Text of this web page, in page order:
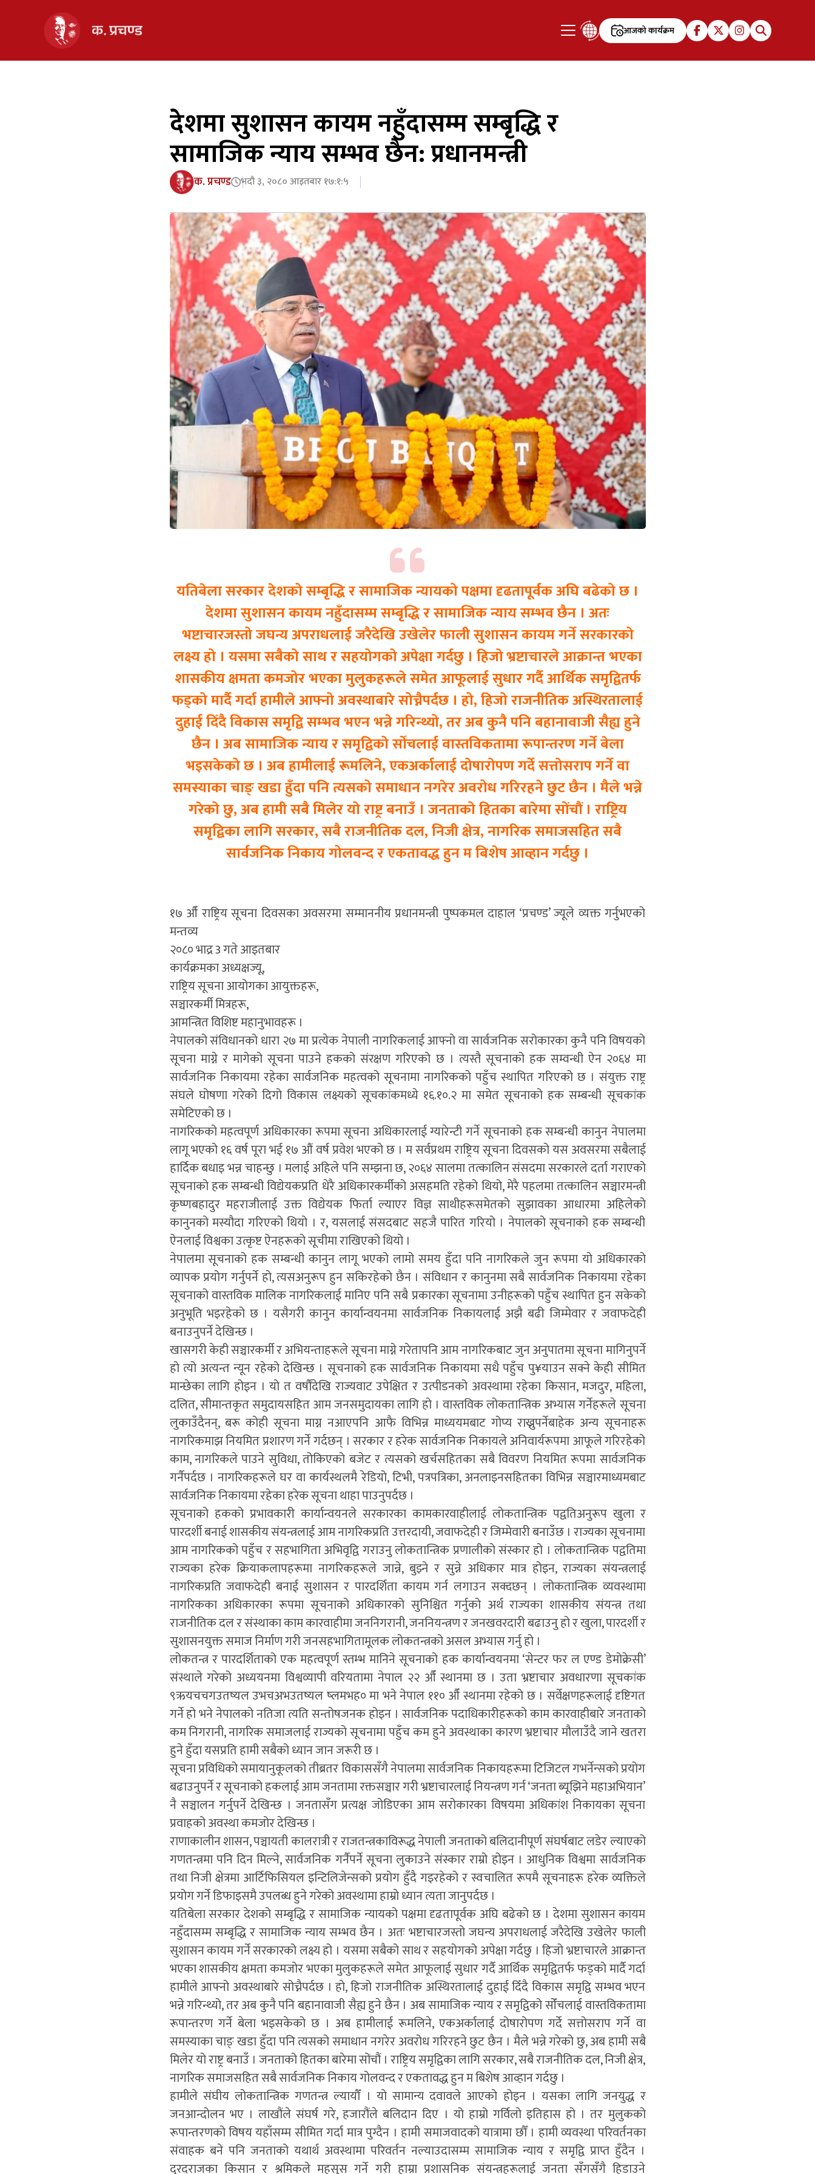
आजको कार्यक्रम
देशमा सुशासन कायम नहुँदासम्म सम्बृद्धि र
सामाजिक न्याय सम्भव छैन: प्रधानमन्त्री
क. प्रचण्ड भदौ ३, २०८० आइतबार १७:१:५
यतिबेला सरकार देशको सम्बृद्धि र सामाजिक न्यायको पक्षमा दृढतापूर्वक अघि बढेको छ ।
देशमा सुशासन कायम नहुँदासम्म सम्बृद्धि र सामाजिक न्याय सम्भव छैन । अतः
भष्टाचारजस्तो जघन्य अपराधलाई जरैदेखि उखेलेर फाली सुशासन कायम गर्ने सरकारको
लक्ष्य हो । यसमा सबैको साथ र सहयोगको अपेक्षा गर्दछु । हिजो भ्रष्टाचारले आक्रान्त भएका
शासकीय क्षमता कमजोर भएका मुलुकहरूले समेत आफूलाई सुधार गर्दै आर्थिक समृद्वितर्फ
फड्को मार्दै गर्दा हामीले आफ्नो अवस्थाबारे सोच्नैपर्दछ । हो, हिजो राजनीतिक अस्थिरतालाई
दुहाई दिँदै विकास समृद्वि सम्भव भएन भन्ने गरिन्थ्यो, तर अब कुनै पनि बहानावाजी सैह्य हुने
छैन । अब सामाजिक न्याय र समृद्विको सोँचलाई वास्तविकतामा रूपान्तरण गर्ने बेला
भइसकेको छ । अब हामीलाई रूमलिने, एकअर्कालाई दोषारोपण गर्दे सत्तोसराप गर्ने वा
समस्याका चाङ् खडा हुँदा पनि त्यसको समाधान नगरेर अवरोध गरिरहने छुट छैन । मैले भन्ने
गरेको छु, अब हामी सबै मिलेर यो राष्ट्र बनाउँ । जनताको हितका बारेमा सोंचौं । राष्ट्रिय
समृद्विका लागि सरकार, सबै राजनीतिक दल, निजी क्षेत्र, नागरिक समाजसहित सबै
सार्वजनिक निकाय गोलवन्द र एकतावद्ध हुन म बिशेष आव्हान गर्दछु ।
१७ औँ राष्ट्रिय सूचना दिवसका अवसरमा सम्माननीय प्रधानमन्त्री पुष्पकमल दाहाल ‘प्रचण्ड’ ज्यूले व्यक्त गर्नुभएको
मन्तव्य
२०८० भाद्र 3 गते आइतबार
कार्यक्रमका अध्यक्षज्यू,
राष्ट्रिय सूचना आयोगका आयुक्तहरू,
सञ्चारकर्मी मित्रहरू,
आमन्त्रित विशिष्ट महानुभावहरू ।
नेपालको संविधानको धारा २७ मा प्रत्येक नेपाली नागरिकलाई आफ्नो वा सार्वजनिक सरोकारका कुनै पनि विषयको
सूचना माग्ने र मागेको सूचना पाउने हकको संरक्षण गरिएको छ । त्यस्तै सूचनाको हक सम्वन्धी ऐन २०६४ मा
सार्वजनिक निकायमा रहेका सार्वजनिक महत्वको सूचनामा नागरिकको पहुँच स्थापित गरिएको छ । संयुक्त राष्ट्र
संघले घोषणा गरेको दिगो विकास लक्ष्यको सूचकांकमध्ये १६.१०.२ मा समेत सूचनाको हक सम्बन्धी सूचकांक
समेटिएको छ ।
नागरिकको महत्वपूर्ण अधिकारका रूपमा सूचना अधिकारलाई ग्यारेन्टी गर्ने सूचनाको हक सम्बन्धी कानुन नेपालमा
लागू भएको १६ वर्ष पूरा भई १७ औं वर्ष प्रवेश भएको छ । म सर्वप्रथम राष्ट्रिय सूचना दिवसको यस अवसरमा सबैलाई
हार्दिक बधाइ भन्न चाहन्छु । मलाई अहिले पनि सम्झना छ, २०६४ सालमा तत्कालिन संसदमा सरकारले दर्ता गराएको
सूचनाको हक सम्बन्धी विद्येयकप्रति धेरै अधिकारकर्मीको असहमति रहेको थियो, मेरै पहलमा तत्कालिन सञ्चारमन्त्री
कृष्णबहादुर महराजीलाई उक्त विद्येयक फिर्ता ल्याएर विज्ञ साथीहरूसमेतको सुझावका आधारमा अहिलेको
कानुनको मस्यौदा गरिएको थियो । र, यसलाई संसदबाट सहजै पारित गरियो । नेपालको सूचनाको हक सम्बन्धी
ऐनलाई विश्वका उत्कृष्ट ऐनहरूको सूचीमा राखिएको थियो ।
नेपालमा सूचनाको हक सम्बन्धी कानुन लागू भएको लामो समय हुँदा पनि नागरिकले जुन रूपमा यो अधिकारको
व्यापक प्रयोग गर्नुपर्ने हो, त्यसअनुरूप हुन सकिरहेको छैन । संविधान र कानुनमा सबै सार्वजनिक निकायमा रहेका
सूचनाको वास्तविक मालिक नागरिकलाई मानिए पनि सबै प्रकारका सूचनामा उनीहरूको पहुँच स्थापित हुन सकेको
अनुभूति भइरहेको छ । यसैगरी कानुन कार्यान्वयनमा सार्वजनिक निकायलाई अझै बढी जिम्मेवार र जवाफदेही
बनाउनुपर्ने देखिन्छ ।
खासगरी केही सञ्चारकर्मी र अभियन्ताहरूले सूचना माग्ने गरेतापनि आम नागरिकबाट जुन अनुपातमा सूचना मागिनुपर्ने
हो त्यो अत्यन्त न्यून रहेको देखिन्छ । सूचनाको हक सार्वजनिक निकायमा सधै पहुँच पु¥याउन सक्ने केही सीमित
मान्छेका लागि होइन । यो त वर्षौंदेखि राज्यवाट उपेक्षित र उत्पीडनको अवस्थामा रहेका किसान, मजदुर, महिला,
दलित, सीमान्तकृत समुदायसहित आम जनसमुदायका लागि हो । वास्तविक लोकतान्त्रिक अभ्यास गर्नेहरूले सूचना
लुकाउँदैनन्, बरू कोही सूचना माग्न नआएपनि आफै विभिन्न माध्ययमबाट गोप्य राख्नुपर्नेबाहेक अन्य सूचनाहरू
नागरिकमाझ नियमित प्रशारण गर्ने गर्दछन् । सरकार र हरेक सार्वजनिक निकायले अनिवार्यरूपमा आफूले गरिरहेको
काम, नागरिकले पाउने सुविधा, तोकिएको बजेट र त्यसको खर्चसहितका सबै विवरण नियमित रूपमा सार्वजनिक
गर्नैपर्दछ । नागरिकहरूले घर वा कार्यस्थलमै रेडियो, टिभी, पत्रपत्रिका, अनलाइनसहितका विभिन्न सञ्चारमाध्यमबाट
सार्वजनिक निकायमा रहेका हरेक सूचना थाहा पाउनुपर्दछ ।
सूचनाको हकको प्रभावकारी कार्यान्वयनले सरकारका कामकारवाहीलाई लोकतान्त्रिक पद्वतिअनुरूप खुला र
पारदर्शी बनाई शासकीय संयन्त्रलाई आम नागरिकप्रति उत्तरदायी, जवाफदेही र जिम्मेवारी बनाउँछ । राज्यका सूचनामा
आम नागरिकको पहुँच र सहभागिता अभिवृद्वि गराउनु लोकतान्त्रिक प्रणालीको संस्कार हो । लोकतान्त्रिक पद्वतिमा
राज्यका हरेक क्रियाकलापहरूमा नागरिकहरूले जान्ने, बुझ्ने र सुन्ने अधिकार मात्र होइन, राज्यका संयन्त्रलाई
नागरिकप्रति जवाफदेही बनाई सुशासन र पारदर्शिता कायम गर्न लगाउन सक्दछन् । लोकतान्त्रिक व्यवस्थामा
नागरिकका अधिकारका रूपमा सूचनाको अधिकारको सुनिश्चित गर्नुको अर्थ राज्यका शासकीय संयन्त्र तथा
राजनीतिक दल र संस्थाका काम कारवाहीमा जननिगरानी, जननियन्त्रण र जनखवरदारी बढाउनु हो र खुला, पारदर्शी र
सुशासनयुक्त समाज निर्माण गरी जनसहभागितामूलक लोकतन्त्रको असल अभ्यास गर्नु हो ।
लोकतन्त्र र पारदर्शिताको एक महत्वपूर्ण स्तम्भ मानिने सूचनाको हक कार्यान्वयनमा ‘सेन्टर फर ल एण्ड डेमोक्रेसी’
संस्थाले गरेको अध्ययनमा विश्वव्यापी वरियतामा नेपाल २२ औँ स्थानमा छ । उता भ्रष्टाचार अवधारणा सूचकांक
९ऋयचचगउतष्यल उभचअभउतष्यल ष्लमभह० मा भने नेपाल ११० औँ स्थानमा रहेको छ । सर्वेक्षणहरूलाई दृष्टिगत
गर्ने हो भने नेपालको नतिजा त्यति सन्तोषजनक होइन । सार्वजनिक पदाधिकारीहरूको काम कारवाहीबारे जनताको
कम निगरानी, नागरिक समाजलाई राज्यको सूचनामा पहुँच कम हुने अवस्थाका कारण भ्रष्टाचार मौलाउँदै जाने खतरा
हुने हुँदा यसप्रति हामी सबैको ध्यान जान जरूरी छ ।
सूचना प्रविधिको समायानुकूलको तीब्रतर विकाससँगै नेपालमा सार्वजनिक निकायहरूमा टिजिटल गभर्नेन्सको प्रयोग
बढाउनुपर्ने र सूचनाको हकलाई आम जनतामा रक्तसञ्चार गरी भ्रष्टाचारलाई नियन्त्रण गर्न ‘जनता ब्यूझिने महाअभियान’
नै सञ्चालन गर्नुपर्ने देखिन्छ । जनतासँग प्रत्यक्ष जोडिएका आम सरोकारका विषयमा अधिकांश निकायका सूचना
प्रवाहको अवस्था कमजोर देखिन्छ ।
राणाकालीन शासन, पञ्चायती कालरात्री र राजतन्त्रकाविरूद्ध नेपाली जनताको बलिदानीपूर्ण संघर्षबाट लडेर ल्याएको
गणतन्त्रमा पनि दिन मिल्ने, सार्वजनिक गर्नैपर्ने सूचना लुकाउने संस्कार राम्रो होइन । आधुनिक विश्वमा सार्वजनिक
तथा निजी क्षेत्रमा आर्टिफिसियल इन्टिलिजेन्सको प्रयोग हुँदै गइरहेको र स्वचालित रूपमै सूचनाहरू हरेक व्यक्तिले
प्रयोग गर्ने डिफाइसमै उपलब्ध हुने गरेको अवस्थामा हाम्रो ध्यान त्यता जानुपर्दछ ।
यतिबेला सरकार देशको सम्बृद्धि र सामाजिक न्यायको पक्षमा दृढतापूर्वक अघि बढेको छ । देशमा सुशासन कायम
नहुँदासम्म सम्बृद्धि र सामाजिक न्याय सम्भव छैन । अतः भष्टाचारजस्तो जघन्य अपराधलाई जरैदेखि उखेलेर फाली
सुशासन कायम गर्ने सरकारको लक्ष्य हो । यसमा सबैको साथ र सहयोगको अपेक्षा गर्दछु । हिजो भ्रष्टाचारले आक्रान्त
भएका शासकीय क्षमता कमजोर भएका मुलुकहरूले समेत आफूलाई सुधार गर्दै आर्थिक समृद्वितर्फ फड्को मार्दै गर्दा
हामीले आफ्नो अवस्थाबारे सोच्नैपर्दछ । हो, हिजो राजनीतिक अस्थिरतालाई दुहाई दिँदै विकास समृद्वि सम्भव भएन
भन्ने गरिन्थ्यो, तर अब कुनै पनि बहानावाजी सैह्य हुने छैन । अब सामाजिक न्याय र समृद्विको सोँचलाई वास्तविकतामा
रूपान्तरण गर्ने बेला भइसकेको छ । अब हामीलाई रूमलिने, एकअर्कालाई दोषारोपण गर्दे सत्तोसराप गर्ने वा
समस्याका चाङ् खडा हुँदा पनि त्यसको समाधान नगरेर अवरोध गरिरहने छुट छैन । मैले भन्ने गरेको छु, अब हामी सबै
मिलेर यो राष्ट्र बनाउँ । जनताको हितका बारेमा सोंचौं । राष्ट्रिय समृद्विका लागि सरकार, सबै राजनीतिक दल, निजी क्षेत्र,
नागरिक समाजसहित सबै सार्वजनिक निकाय गोलवन्द र एकतावद्ध हुन म बिशेष आव्हान गर्दछु ।
हामीले संघीय लोकतान्त्रिक गणतन्त्र ल्यायौँ । यो सामान्य दवावले आएको होइन । यसका लागि जनयुद्ध र
जनआन्दोलन भए । लाखौंले संघर्ष गरे, हजारौंले बलिदान दिए । यो हाम्रो गर्विलो इतिहास हो । तर मुलुकको
रूपान्तरणको विषय यहाँसम्म सीमित गर्दा मात्र पुग्दैन । हामी समाजवादको यात्रामा छौँ । हामी व्यवस्था परिवर्तनका
संवाहक बने पनि जनताको यथार्थ अवस्थामा परिवर्तन नल्याउदासम्म सामाजिक न्याय र समृद्वि प्राप्त हुँदैन ।
दुरदराजका किसान र श्रमिकले महसुस गर्ने गरी हाम्रा प्रशासनिक संयन्त्रहरूलाई जनता सँगसँगै हिडाउने